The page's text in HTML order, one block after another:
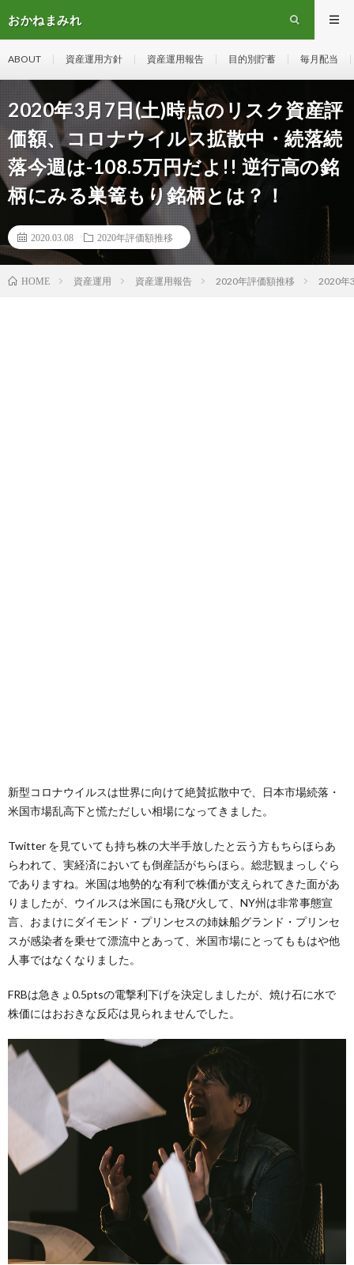
おかねまみれ
ABOUT 資産運用方針 資産運用報告 目的別貯蓄 毎月配当
2020年3月7日(土)時点のリスク資産評
価額、コロナウイルス拡散中・続落続
落今週は-108.5万円だよ!! 逆行高の銘
柄にみる巣篭もり銘柄とは？！
2020.03.08 2020年評価額推移
HOME 資産運用 資産運用報告 2020年評価額推移 2020年
新型コロナウイルスは世界に向けて絶賛拡散中で、日本市場続落・
米国市場乱高下と慌ただしい相場になってきました。
Twitter を見ていても持ち株の大半手放したと云う方もちらほらあ
らわれて、実経済においても倒産話がちらほら。総悲観まっしぐら
でありますね。米国は地勢的な有利で株価が支えられてきた面があ
りましたが、ウイルスは米国にも飛び火して、NY州は非常事態宣
言、おまけにダイモンド・プリンセスの姉妹船グランド・プリンセ
スが感染者を乗せて漂流中とあって、米国市場にとってももはや他
人事ではなくなりました。
FRBは急きょ0.5ptsの電撃利下げを決定しましたが、焼け石に水で
株価にはおおきな反応は見られませんでした。